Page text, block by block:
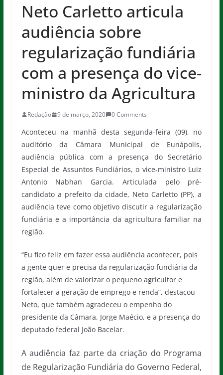
Neto Carletto articula
audiência sobre
regularização fundiária
com a presença do vice-
ministro da Agricultura
Redação 9 de março, 2020 0 Comments
Aconteceu na manhã desta segunda-feira (09), no
auditório da Câmara Municipal de Eunápolis,
audiência pública com a presença do Secretário
Especial de Assuntos Fundiários, o vice-ministro Luiz
Antonio Nabhan Garcia. Articulada pelo pré-
candidato a prefeito da cidade, Neto Carletto (PP), a
audiência teve como objetivo discutir a regularização
fundiária e a importância da agricultura familiar na
região.
“Eu fico feliz em fazer essa audiência acontecer, pois
a gente quer e precisa da regularização fundiária da
região, além de valorizar o pequeno agricultor e
fortalecer a geração de emprego e renda”, destacou
Neto, que também agradeceu o empenho do
presidente da Câmara, Jorge Maécio, e a presença do
deputado federal João Bacelar.
A audiência faz parte da criação do Programa
de Regularização Fundiária do Governo Federal,